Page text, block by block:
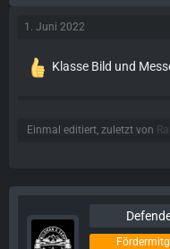
1. Juni 2022
Klasse Bild und
Einmal editiert, zuletzt von